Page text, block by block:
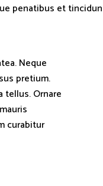
penatibus et
Neque
pretium.
Ornare
curabitur